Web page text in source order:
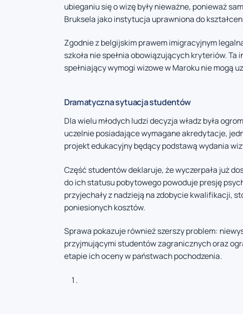
ubieganiu się o wizę były nieważne, ponieważ
Bruksela jako instytucja uprawniona do
Zgodnie z belgijskim prawem imigracyjnym
szkoła nie spełnia obowiązujących kryteriów.
spełniający wymogi wizowe w Maroku nie mogą
Dramatyczna sytuacja studentów
Dla wielu młodych ludzi decyzja władz była
uczelnie posiadające wymagane akredytacje,
projekt edukacyjny będący podstawą wydania
Część studentów deklaruje, że wyczerpała już
do ich statusu pobytowego powoduje presję
przyjechały z nadzieją na zdobycie kwalifikacji,
poniesionych kosztów.
Sprawa pokazuje również szerszy problem:
przyjmującymi studentów zagranicznych oraz
etapie ich oceny w państwach pochodzenia.